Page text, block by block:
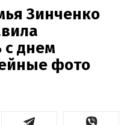
Зинченко
с днем
фото